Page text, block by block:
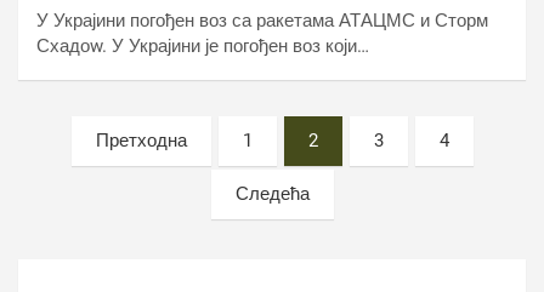
У Украјини погођен воз са ракетама АТАЦМС и Сторм
Схадоw. У Украјини је погођен воз који…
пагинатион
Претходна 1 2 3 4
Следећа